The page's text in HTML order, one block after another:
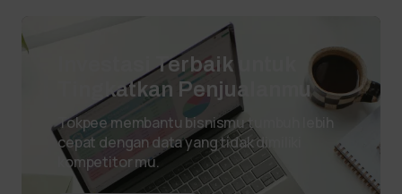
Investasi Terbaik untuk
Tingkatkan Penjualanmu
Tokpee membantu bisnismu tumbuh lebih
cepat dengan data yang tidak dimiliki
kompetitor mu.